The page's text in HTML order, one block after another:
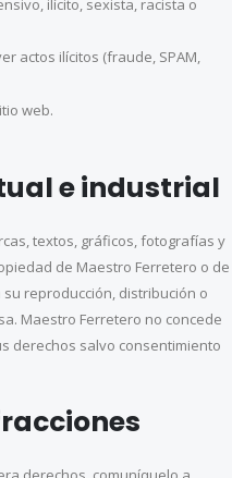
ilícito, sexista, racista o
actos ilícitos (fraude, SPAM,
web.
e industrial
textos, gráficos, fotografías y
de Maestro Ferretero o de
reproducción, distribución o
Maestro Ferretero no concede
derechos salvo consentimiento